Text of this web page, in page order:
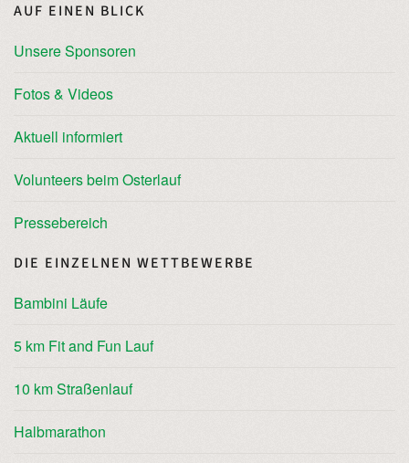
AUF EINEN BLICK
Unsere Sponsoren
Fotos & Videos
Aktuell informiert
Volunteers beim Osterlauf
Pressebereich
DIE EINZELNEN WETTBEWERBE
Bambini Läufe
5 km Fit and Fun Lauf
10 km Straßenlauf
Halbmarathon